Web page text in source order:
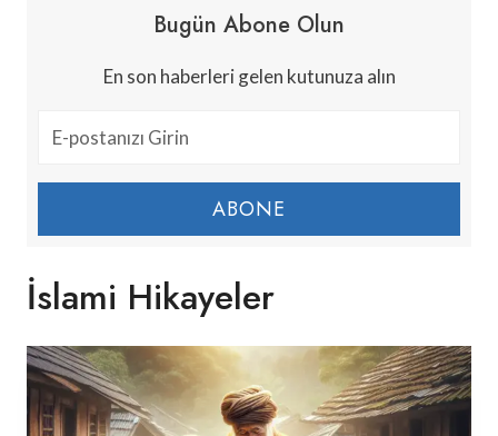
Bugün Abone Olun
En son haberleri gelen kutunuza alın
ABONE
İslami Hikayeler